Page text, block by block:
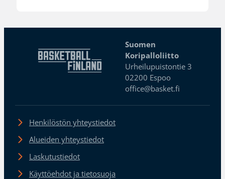
Suomen
Koripalloliitto
Urheilupuistontie 3
02200 Espoo
office@basket.fi
Henkilöstön yhteystiedot
Alueiden yhteystiedot
Laskutustiedot
Käyttöehdot ja tietosuoja